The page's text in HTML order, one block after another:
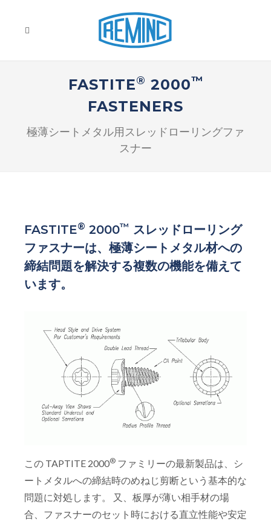
FASTITE® 2000™
FASTENERS
極薄シートメタル用スレッドローリングファ
スナー
FASTITE® 2000™ スレッドローリング
ファスナーは、極薄シートメタル材への
締結問題を解決する複数の機能を備えて
います。
この TAPTITE 2000® ファミリーの最新製品は、シ
ートメタルへの締結時のめねじ剪断という基本的な
問題に対処します。 又、板厚が薄い相手材の場
合、ファスナーのセット時における直立性能や安定